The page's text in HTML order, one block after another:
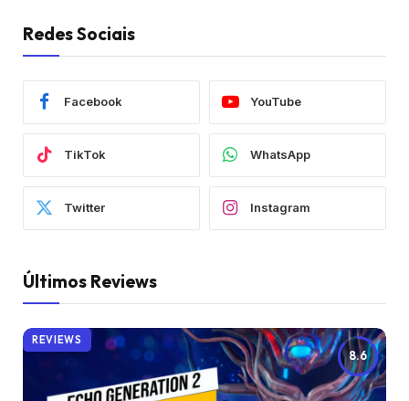
Redes Sociais
Facebook YouTube
TikTok WhatsApp
Twitter Instagram
Últimos Reviews
8.6
REVIEWS